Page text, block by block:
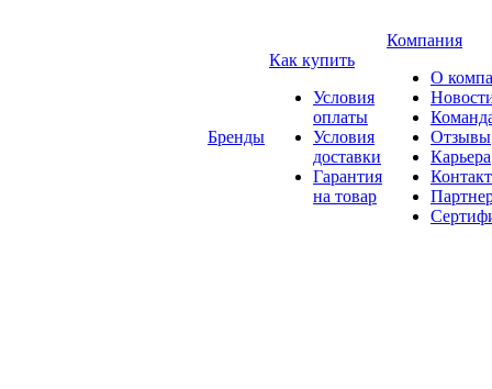
Бренды
Как купить
Условия
оплаты
Условия
доставки
Гарантия
на товар
Компания
О
Отзывы
Карьера